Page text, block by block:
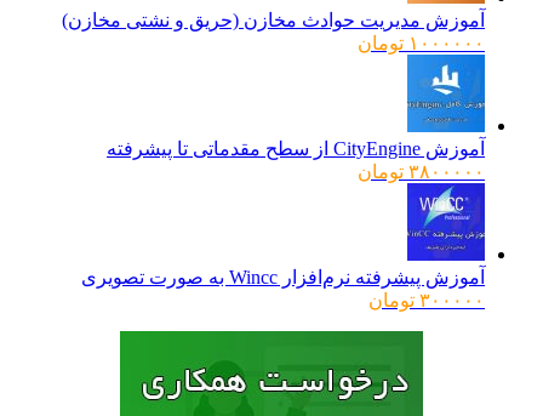
آموزش مدیریت حوادث مخازن (حریق و نشتی مخازن)
۱۰۰۰۰۰۰ تومان
آموزش CityEngine از سطح مقدماتی تا پیشرفته
۳۸۰۰۰۰۰ تومان
آموزش پیشرفته نرم‌افزار Wincc به صورت تصویری
۳۰۰۰۰۰ تومان